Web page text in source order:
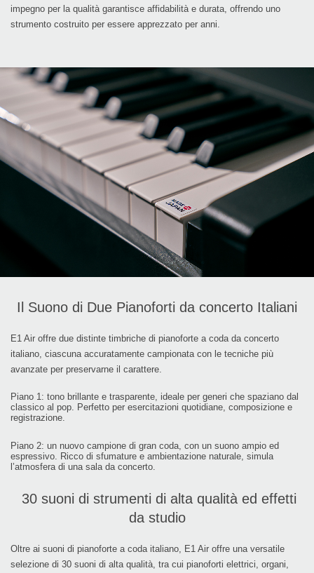
impegno per la qualità garantisce affidabilità e durata, offrendo uno
strumento costruito per essere apprezzato per anni.
Il Suono di Due Pianoforti da concerto Italiani
E1 Air offre due distinte timbriche di pianoforte a coda da concerto
italiano, ciascuna accuratamente campionata con le tecniche più
avanzate per preservarne il carattere.
Piano 1: tono brillante e trasparente, ideale per generi che spaziano dal
classico al pop. Perfetto per esercitazioni quotidiane, composizione e
registrazione.
Piano 2: un nuovo campione di gran coda, con un suono ampio ed
espressivo. Ricco di sfumature e ambientazione naturale, simula
l’atmosfera di una sala da concerto.
30 suoni di strumenti di alta qualità ed effetti
da studio
Oltre ai suoni di pianoforte a coda italiano, E1 Air offre una versatile
selezione di 30 suoni di alta qualità, tra cui pianoforti elettrici, organi,